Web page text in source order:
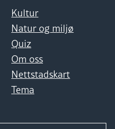
Kultur
Natur og miljø
Quiz
Om oss
Nettstadskart
Tema